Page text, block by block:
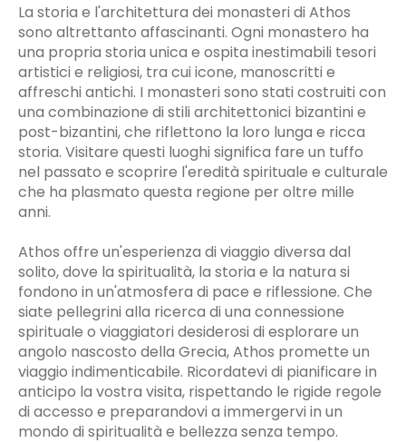
La storia e l'architettura dei monasteri di Athos
sono altrettanto affascinanti. Ogni monastero ha
una propria storia unica e ospita inestimabili tesori
artistici e religiosi, tra cui icone, manoscritti e
affreschi antichi. I monasteri sono stati costruiti con
una combinazione di stili architettonici bizantini e
post-bizantini, che riflettono la loro lunga e ricca
storia. Visitare questi luoghi significa fare un tuffo
nel passato e scoprire l'eredità spirituale e culturale
che ha plasmato questa regione per oltre mille
anni.
Athos offre un'esperienza di viaggio diversa dal
solito, dove la spiritualità, la storia e la natura si
fondono in un'atmosfera di pace e riflessione. Che
siate pellegrini alla ricerca di una connessione
spirituale o viaggiatori desiderosi di esplorare un
angolo nascosto della Grecia, Athos promette un
viaggio indimenticabile. Ricordatevi di pianificare in
anticipo la vostra visita, rispettando le rigide regole
di accesso e preparandovi a immergervi in un
mondo di spiritualità e bellezza senza tempo.